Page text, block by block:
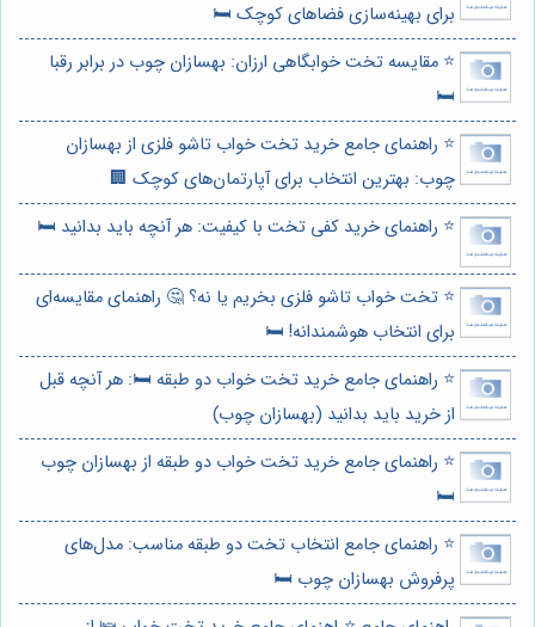
برای بهینه‌سازی فضاهای کوچک 🛏️
⭐️ مقایسه تخت خوابگاهی ارزان: بهسازان چوب در برابر رقبا
🛏️
⭐️ راهنمای جامع خرید تخت خواب تاشو فلزی از بهسازان
چوب: بهترین انتخاب برای آپارتمان‌های کوچک 🏢
⭐️ راهنمای خرید کفی تخت با کیفیت: هر آنچه باید بدانید 🛏️
⭐️ تخت خواب تاشو فلزی بخریم یا نه؟ 🤔 راهنمای مقایسه‌ای
برای انتخاب هوشمندانه! 🛏️
⭐️ راهنمای جامع خرید تخت خواب دو طبقه 🛏️: هر آنچه قبل
از خرید باید بدانید (بهسازان چوب)
⭐️ راهنمای جامع خرید تخت خواب دو طبقه از بهسازان چوب
🛏️
⭐️ راهنمای جامع انتخاب تخت دو طبقه مناسب: مدل‌های
پرفروش بهسازان چوب 🛏️